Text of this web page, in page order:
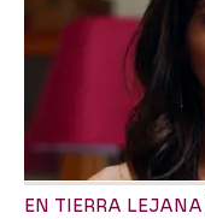
EN TIERRA